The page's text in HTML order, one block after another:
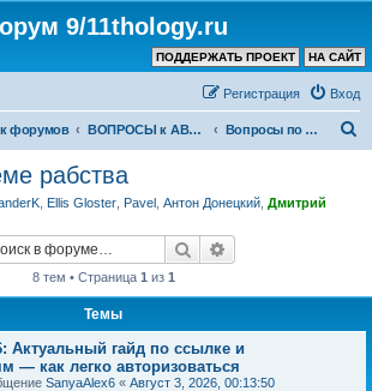
9/11thology.ru
НА САЙТ
ПОДДЕРЖАТЬ ПРОЕКТ
Вход
Регистрация
форумов ВОПРОСЫ к АВТОРУ КАНАЛА и ХОЗЯИНУ ФОРУМА Вопросы по теме рабства
рабства
Ellis Gloster Pavel Антон Донецкий Дмитрий
Поиск
8 тем • Страница 1 из 1
Темы
Актуальный гайд по ссылке и
— как легко авторизоваться
SanyaAlex6 « Август 3, 2026, 00:13:50